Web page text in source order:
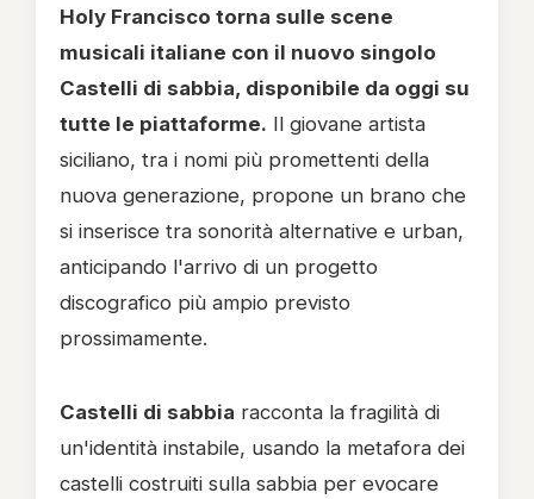
Holy Francisco torna sulle scene
musicali italiane con il nuovo singolo
Castelli di sabbia, disponibile da oggi su
tutte le piattaforme. Il giovane artista
siciliano, tra i nomi più promettenti della
nuova generazione, propone un brano che
si inserisce tra sonorità alternative e urban,
anticipando l'arrivo di un progetto
discografico più ampio previsto
prossimamente.
Castelli di sabbia racconta la fragilità di
un'identità instabile, usando la metafora dei
castelli costruiti sulla sabbia per evocare